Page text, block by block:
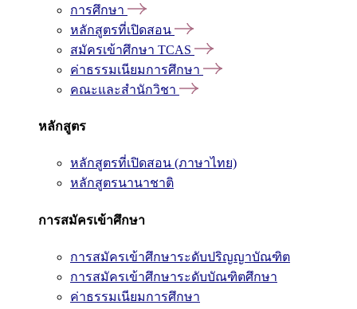
การศึกษา
หลักสูตรที่เปิดสอน
สมัครเข้าศึกษา TCAS
ค่าธรรมเนียมการศึกษา
คณะและสำนักวิชา
หลักสูตร
หลักสูตรที่เปิดสอน (ภาษาไทย)
หลักสูตรนานาชาติ
การสมัครเข้าศึกษา
การสมัครเข้าศึกษาระดับปริญญาบัณฑิต
การสมัครเข้าศึกษาระดับบัณฑิตศึกษา
ค่าธรรมเนียมการศึกษา